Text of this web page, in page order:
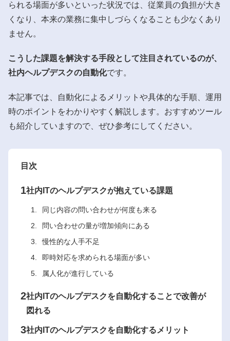
られる場面が多いといった状況では、従業員の負担が大き
くなり、本来の業務に集中しづらくなることも少なくあり
ません。
こうした課題を解決する手段として注目されているのが、
社内ヘルプデスクの自動化です。
本記事では、自動化によるメリットや具体的な手順、運用
時のポイントをわかりやすく解説します。おすすめツール
も紹介していますので、ぜひ参考にしてください。
目次
1社内ITのヘルプデスクが抱えている課題
同じ内容の問い合わせが何度も来る
問い合わせの量が増加傾向にある
慢性的な人手不足
即時対応を求められる場面が多い
属人化が進行している
2社内ITのヘルプデスクを自動化することで改善が
図れる
3社内ITのヘルプデスクを自動化するメリット